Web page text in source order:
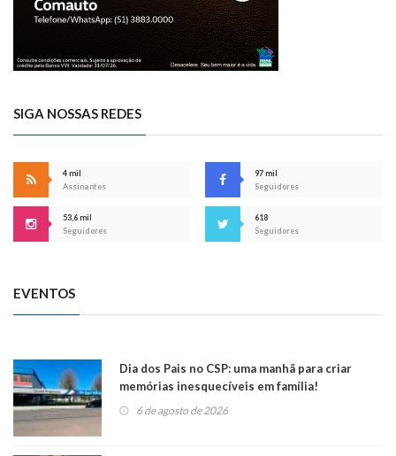
SIGA NOSSAS REDES
4 mil
Assinantes
97 mil
Seguidores
53,6 mil
Seguidores
618
Seguidores
EVENTOS
Dia dos Pais no CSP: uma manhã para criar
memórias inesquecíveis em família!
6 de agosto de 2026